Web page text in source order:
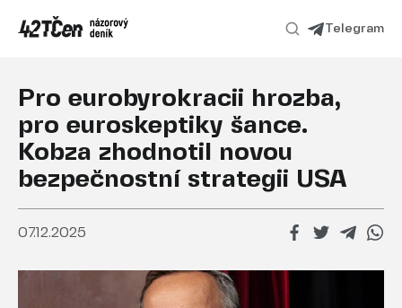
Telegram
Pro eurobyrokracii hrozba,
pro euroskeptiky šance.
Kobza zhodnotil novou
bezpečnostní strategii USA
07.12.2025